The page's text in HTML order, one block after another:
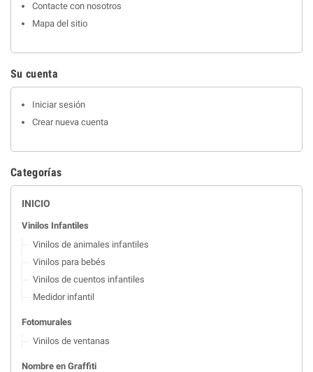
Contacte con nosotros
Mapa del sitio
Su cuenta
Iniciar sesión
Crear nueva cuenta
Categorías
INICIO
Vinilos Infantiles
Vinilos de animales infantiles
Vinilos para bebés
Vinilos de cuentos infantiles
Medidor infantil
Fotomurales
Vinilos de ventanas
Nombre en Graffiti